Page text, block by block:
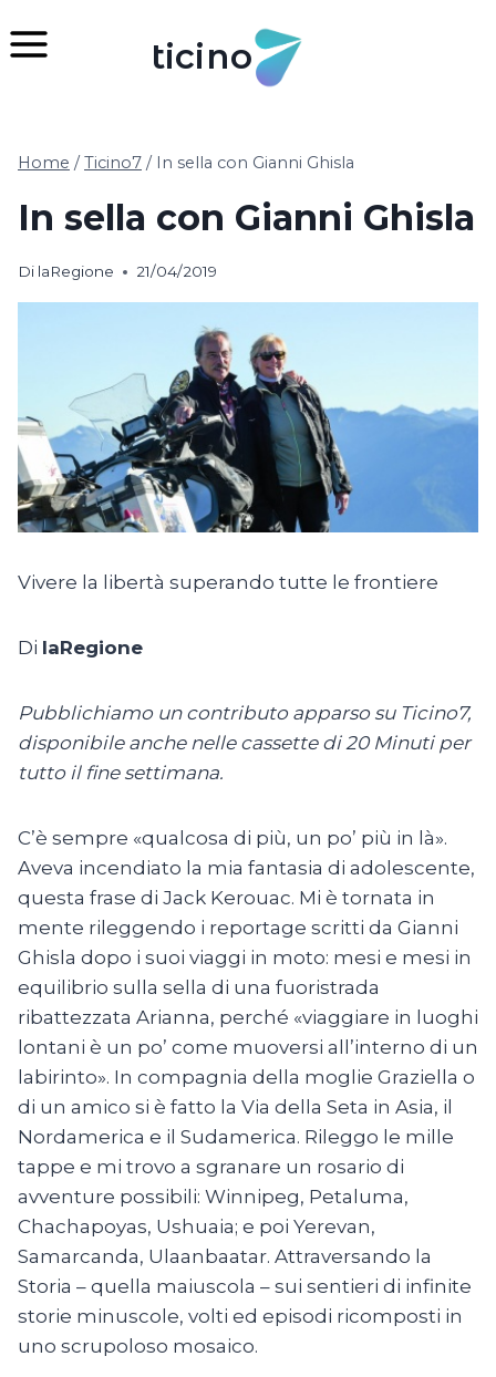
al
ticino
Home / Ticino7 / In sella con Gianni Ghisla
In sella con Gianni Ghisla
Di laRegione 21/04/2019
Vivere la libertà superando tutte le frontiere
Di laRegione
Pubblichiamo un contributo apparso su Ticino7,
disponibile anche nelle cassette di 20 Minuti per
tutto il fine settimana.
C’è sempre «qualcosa di più, un po’ più in là».
Aveva incendiato la mia fantasia di adolescente,
questa frase di Jack Kerouac. Mi è tornata in
mente rileggendo i reportage scritti da Gianni
Ghisla dopo i suoi viaggi in moto: mesi e mesi in
equilibrio sulla sella di una fuoristrada
ribattezzata Arianna, perché «viaggiare in luoghi
lontani è un po’ come muoversi all’interno di un
labirinto». In compagnia della moglie Graziella o
di un amico si è fatto la Via della Seta in Asia, il
Nordamerica e il Sudamerica. Rileggo le mille
tappe e mi trovo a sgranare un rosario di
avventure possibili: Winnipeg, Petaluma,
Chachapoyas, Ushuaia; e poi Yerevan,
Samarcanda, Ulaanbaatar. Attraversando la
Storia – quella maiuscola – sui sentieri di infinite
storie minuscole, volti ed episodi ricomposti in
uno scrupoloso mosaico.